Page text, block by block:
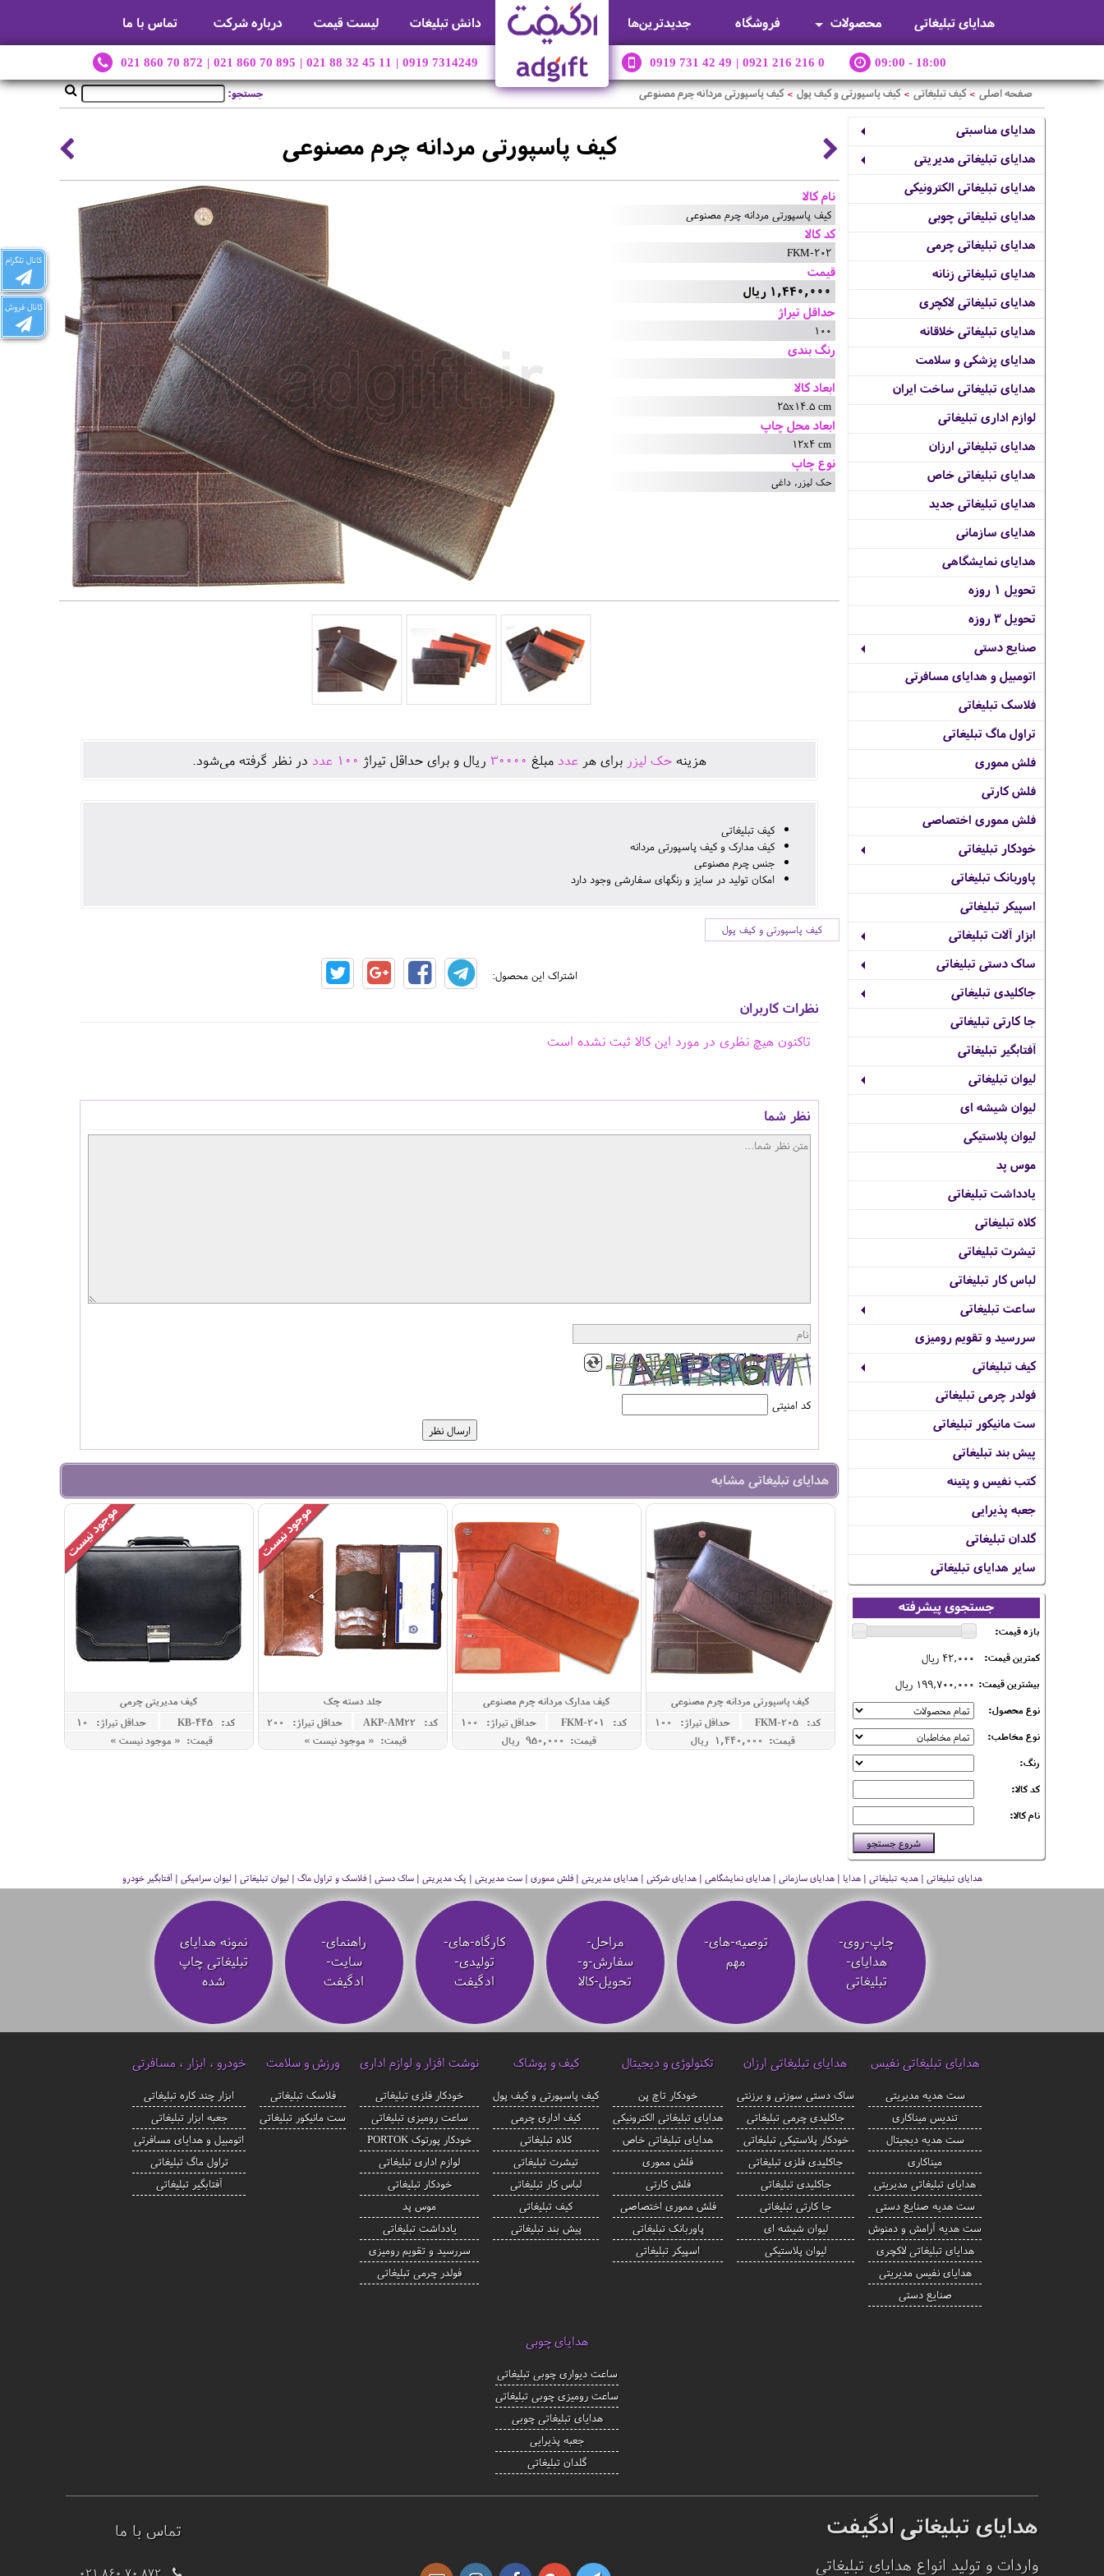
هدایای تبلیغاتی محصولات فروشگاه جديدترين‌ها دانش تبلیغات لیست قیمت درباره شرکت تماس با ما
021 860 70 872 | 021 860 70 895 | 021 88 32 45 11 | 0919 7314249 0919 731 42 49 | 0921 216 216 0 09:00 - 18:00
کانال تلگرام
کانال فروش
جستجو: صفحه اصلی > کیف تبلیغاتی > کیف پاسپورتی و کیف پول > کیف پاسپورتی مردانه چرم مصنوعی
هدایای مناسبتی
هدایای تبلیغاتی مدیریتی
هدایای تبلیغاتی الکترونیکی
هدایای تبلیغاتی چوبی
هدایای تبلیغاتی چرمی
هدایای تبلیغاتی زنانه
هدایای تبلیغاتی لاکچری
هدایای تبلیغاتی خلاقانه
هدایای پزشکی و سلامت
هدایای تبلیغاتی ساخت ایران
لوازم اداری تبلیغاتی
هدایای تبلیغاتی ارزان
هدایای تبلیغاتی خاص
هدایای تبلیغاتی جدید
هدایای سازمانی
هدایای نمایشگاهی
تحویل 1 روزه
تحویل 3 روزه
صنایع دستی
اتومبیل و هدایای مسافرتی
فلاسک تبلیغاتی
تراول ماگ تبلیغاتی
فلش مموری
فلش کارتی
فلش مموری اختصاصی
خودکار تبلیغاتی
پاوربانک تبلیغاتی
اسپیکر تبلیغاتی
ابزار آلات تبلیغاتی
ساک دستی تبلیغاتی
جاکلیدی تبلیغاتی
جا کارتی تبلیغاتی
آفتابگیر تبلیغاتی
لیوان تبلیغاتی
لیوان شیشه ای
لیوان پلاستیکی
موس پد
یادداشت تبلیغاتی
کلاه تبلیغاتی
تیشرت تبلیغاتی
لباس کار تبلیغاتی
ساعت تبلیغاتی
سررسید و تقویم رومیزی
کیف تبلیغاتی
فولدر چرمی تبلیغاتی
ست مانیکور تبلیغاتی
پیش بند تبلیغاتی
کتب نفیس و پتینه
جعبه پذیرایی
گلدان تبلیغاتی
سایر هدایای تبلیغاتی
جستجوی پیشرفته
بازه قیمت:
کمترین قیمت:
42,000 ریال
بیشترین قیمت: 199,700,000 ریال
نوع محصول:
نوع مخاطب:
رنگ:
کد کالا:
نام کالا:
کیف پاسپورتی مردانه چرم مصنوعی
نام کالا
کیف پاسپورتی مردانه چرم مصنوعی
کد کالا
FKM-202
قیمت
1,440,000 ریال
حداقل تیراژ
100
رنگ بندی
ابعاد کالا
25x14.5 cm
ابعاد محل چاپ
12x4 cm
نوع چاپ
حک لیزر, داغی
هزينه حک لیزر برای هر عدد مبلغ 30000 ريال و برای حداقل تيراژ 100 عدد در نظر گرفته می‌شود.
کیف تبلیغاتی
کیف مدارک و کیف پاسپورتی مردانه
جنس چرم مصنوعی
امکان تولید در سایز و رنگهای سفارشی وجود دارد
کیف پاسپورتی و کیف پول
اشتراک این محصول:
نظرات کاربران
تاکنون هیچ نظری در مورد این کالا ثبت نشده است
نظر شما
کد امنیتی
هدایای تبلیغاتی مشابه
کیف پاسپورتی مردانه چرم مصنوعی
کد: FKM-205
حداقل تيراژ: 100
قیمت: 1,440,000 ريال
کیف مدارک مردانه چرم مصنوعی
کد: FKM-201
حداقل تيراژ: 100
قیمت: 950,000 ريال
جلد دسته چک
کد: AKP-AM22
حداقل تيراژ: 200
قیمت: « موجود نیست »
کیف مدیریتی چرمی
کد: KB-445
حداقل تيراژ: 10
قیمت: « موجود نیست »
هدایای تبلیغاتی | هدیه تبلیغاتی | هدایا | هدایای سازمانی | هدایای نمایشگاهی | هدایای شرکتی | هدایای مدیریتی | فلش مموری | ست مدیریتی | پک مدیریتی | ساک دستی | فلاسک و تراول ماگ | لیوان تبلیغاتی | لیوان سرامیکی | آفتابگیر خودرو
چاپ-روی-
هدایای-
تبلیغاتی
توصیه‌-های-
مهم
مراحل-
سفارش-و-
تحویل-کالا
کارگاه-های-
تولیدی-
ادگیفت
راهنمای-
سایت-
ادگیفت
نمونه هدایای
تبلیغاتی چاپ
شده
هدایای تبلیغاتی نفیس
ست هدیه مدیریتی
تندیس میناکاری
ست هدیه دیجیتال
میناکاری
هدایای تبلیغاتی مدیریتی
ست هدیه صنایع دستی
ست هدیه آرامش و دمنوش
هدایای تبلیغاتی لاکچری
هدایای نفیس مدیریتی
صنایع دستی
هدایای تبلیغاتی ارزان
ساک دستی سوزنی و برزنتی
جاکلیدی چرمی تبلیغاتی
خودکار پلاستیکی تبلیغاتی
جاکلیدی فلزی تبلیغاتی
جاکلیدی تبلیغاتی
جا کارتی تبلیغاتی
لیوان شیشه ای
لیوان پلاستیکی
تکنولوژی و دیجیتال
خودکار تاچ پن
هدایای تبلیغاتی الکترونیکی
هدایای تبلیغاتی خاص
فلش مموری
فلش کارتی
فلش مموری اختصاصی
پاوربانک تبلیغاتی
اسپیکر تبلیغاتی
کیف و پوشاک
کیف پاسپورتی و کیف پول
کیف اداری چرمی
کلاه تبلیغاتی
تیشرت تبلیغاتی
لباس کار تبلیغاتی
کیف تبلیغاتی
پیش بند تبلیغاتی
نوشت افزار و لوازم اداری
خودکار فلزی تبلیغاتی
ساعت رومیزی تبلیغاتی
خودکار پورتوک PORTOK
لوازم اداری تبلیغاتی
خودکار تبلیغاتی
موس پد
یادداشت تبلیغاتی
سررسید و تقویم رومیزی
فولدر چرمی تبلیغاتی
ورزش و سلامت
فلاسک تبلیغاتی
ست مانیکور تبلیغاتی
خودرو ، ابزار ، مسافرتی
ابزار چند کاره تبلیغاتی
جعبه ابزار تبلیغاتی
اتومبیل و هدایای مسافرتی
تراول ماگ تبلیغاتی
آفتابگیر تبلیغاتی
هدایای چوبی
ساعت دیواری چوبی تبلیغاتی
ساعت رومیزی چوبی تبلیغاتی
هدایای تبلیغاتی چوبی
جعبه پذیرایی
گلدان تبلیغاتی
هدایای تبلیغاتی ادگیفت
واردات و تولید انواع هدایای تبلیغاتی
تماس با ما